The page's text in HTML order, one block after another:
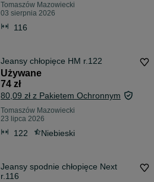
Tomaszów Mazowiecki
03 sierpnia 2026
116
Jeansy chłopięce HM r.122
Używane
74 zł
80,09 zł z Pakietem Ochronnym
Tomaszów Mazowiecki
23 lipca 2026
122 Niebieski
Jeansy spodnie chłopięce Next
r.116